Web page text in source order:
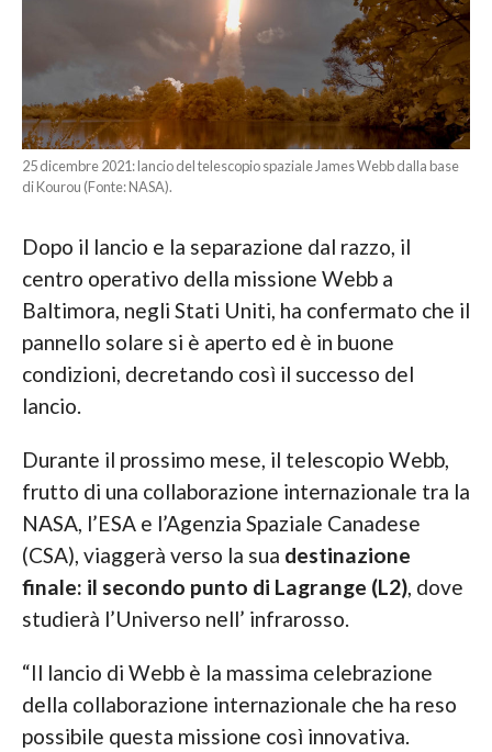
25 dicembre 2021: lancio del telescopio spaziale James Webb dalla base
di Kourou (Fonte: NASA).
Dopo il lancio e la separazione dal razzo, il
centro operativo della missione Webb a
Baltimora, negli Stati Uniti, ha confermato che il
pannello solare si è aperto ed è in buone
condizioni, decretando così il successo del
lancio.
Durante il prossimo mese, il telescopio Webb,
frutto di una collaborazione internazionale tra la
NASA, l’ESA e l’Agenzia Spaziale Canadese
(CSA), viaggerà verso la sua destinazione
finale: il secondo punto di Lagrange (L2), dove
studierà l’Universo nell’ infrarosso.
“Il lancio di Webb è la massima celebrazione
della collaborazione internazionale che ha reso
possibile questa missione così innovativa.